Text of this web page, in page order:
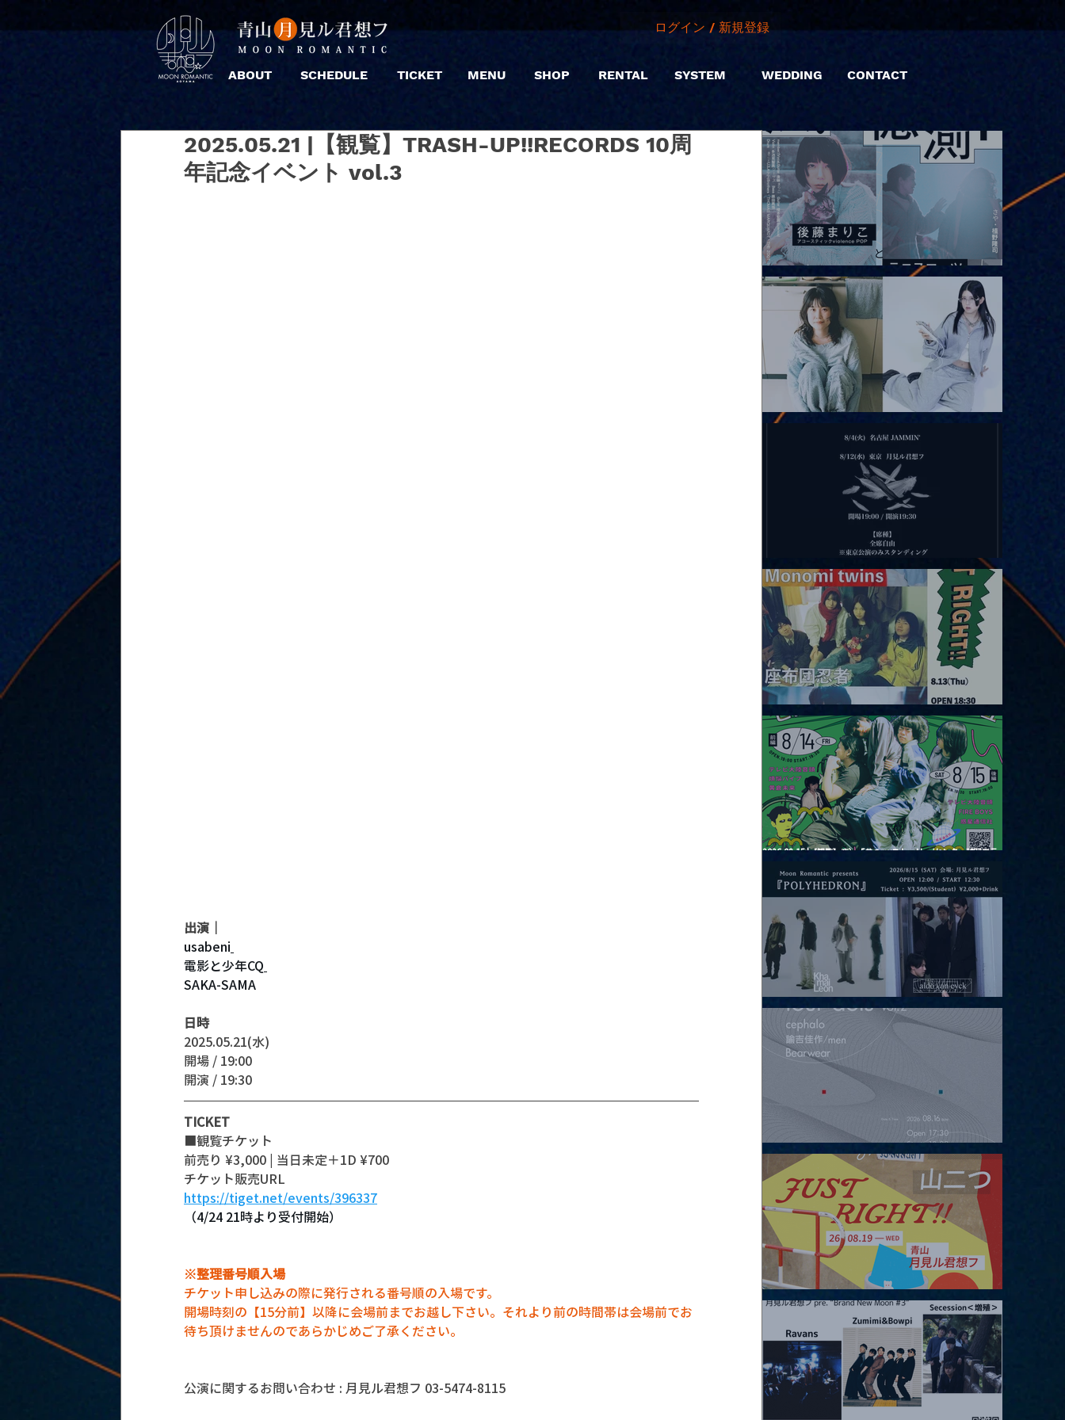
ABOUT SCHEDULE TICKET MENU SHOP
ログイン / 新規登録
RENTAL SYSTEM WEDDING CONTACT
2025.05.21 |【観覧】TRASH-UP!!RECORDS 10周
年記念イベント vol.3
出演｜
usabeni
電影と少年CQ
SAKA-SAMA
日時
2025.05.21(水)
開場 / 19:00
開演 / 19:30
TICKET
■観覧チケット
前売り ¥3,000 | 当日未定＋1D ¥700
チケット販売URL
https://tiget.net/events/396337
（4/24 21時より受付開始）
※整理番号順入場
チケット申し込みの際に発行される番号順の入場です。
開場時刻の【15分前】以降に会場前までお越し下さい。それより前の時間帯は会場前でお
待ち頂けませんのであらかじめご了承ください。
公演に関するお問い合わせ : 月見ル君想フ 03-5474-8115
2026.08.10 |【観覧】「巷のmyストーリー/風の憶測1～後藤まりこ
アコースティックviolence POPとテニスコーツ」
2026.08.12 |【観覧】田澤孝介 ソロワンマン 「Ballad Box 2026」
2026.08.13 |【観覧】JUST RIGHT!! vol.26
2026.08.15 |【観覧】夜）『巷のmyストーリー/センター"訳"フラ
2026.08.15 |【観覧】昼）月見ルpre.『POLYHEDRON』
2026.08.16 |【観覧】夜）four dots vol.2
2026.08.19 |【観覧】JUST RIGHT!! vol.27